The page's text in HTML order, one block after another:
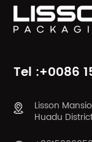
Tel :+0086
Lisson
Huadu